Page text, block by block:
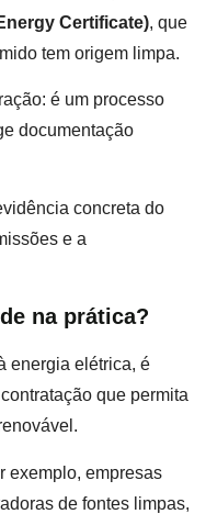
Certificate), que
tem origem limpa.
é um processo
documentação
concreta do
e a
na prática?
energia elétrica, é
que permita
exemplo, empresas
de fontes limpas,